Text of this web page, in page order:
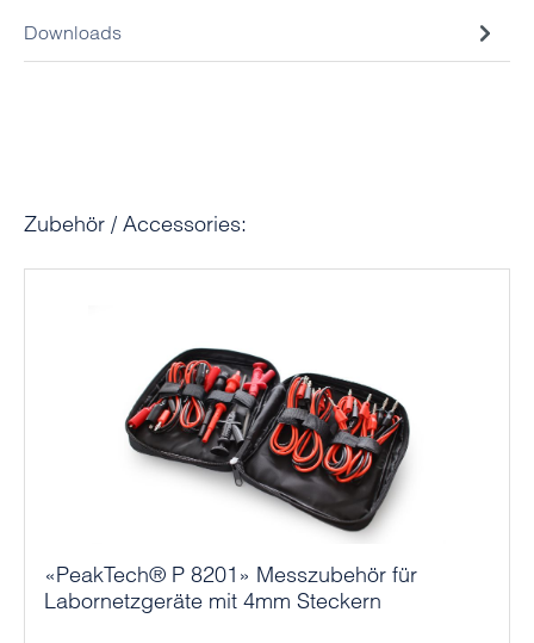
Downloads
Produktgalerie überspringen
Zubehör / Accessories:
«PeakTech® P 8201» Messzubehör für
Labornetzgeräte mit 4mm Steckern